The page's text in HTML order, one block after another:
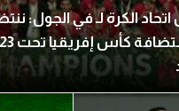
الكرة لـ في الجول: